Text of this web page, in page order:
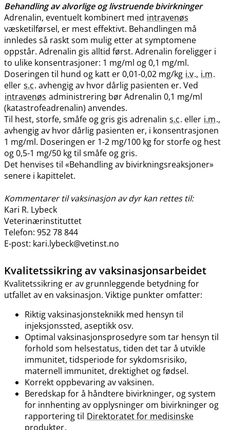
Behandling av alvorlige og livstruende bivirkninger
Adrenalin, eventuelt kombinert med intravenøs
væsketilførsel, er mest effektivt. Behandlingen må
innledes så raskt som mulig etter at symptomene
oppstår. Adrenalin gis alltid først. Adrenalin foreligger i
to ulike konsentrasjoner: 1 mg/ml og 0,1 mg​/​ml.
Doseringen til hund og katt er 0,01-0,02 mg/kg i.v., i.m.
eller s.c. avhengig av hvor dårlig pasienten er. Ved
intravenøs administrering bør Adrenalin 0,1 mg/ml
(katastrofeadrenalin) anvendes.
Til hest, storfe, småfe og gris gis adrenalin s.c. eller i.m.,
avhengig av hvor dårlig pasienten er, i konsentrasjonen
1 mg​/​ml. Doseringen er 1-2 mg/100 kg for storfe og hest
og 0,5-1 mg/50 kg til småfe og gris.
Det henvises til «Behandling av bivirkningsreaksjoner»
senere i kapittelet.
Kommentarer til vaksinasjon av dyr kan rettes til:
Kari R. Lybeck
Veterinærinstituttet
Telefon: 952 78 844
E-post: kari.lybeck@vetinst.no
Kvalitetssikring av vaksinasjonsarbeidet
Kvalitetssikring er av grunnleggende betydning for
utfallet av en vaksinasjon. Viktige punkter omfatter:
Riktig vaksinasjonsteknikk med hensyn til
injeksjonssted, aseptikk osv.
Optimal vaksinasjonsprosedyre som tar hensyn til
forhold som helsestatus, tiden det tar å utvikle
immunitet, tidsperiode for sykdomsrisiko,
maternell immunitet, drektighet og fødsel.
Korrekt oppbevaring av vaksinen.
Beredskap for å håndtere bivirkninger, og system
for innhenting av opplysninger om bivirkninger og
rapportering til Direktoratet for medisinske
produkter.